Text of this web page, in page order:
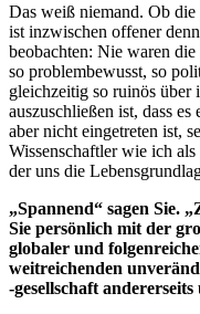
Das weiß niemand. Ob
ist inzwischen offener
beobachten: Nie waren
so problembewusst, so
gleichzeitig so ruinös über
auszuschließen ist, dass
aber nicht eingetreten ist,
Wissenschaftler wie ich
der uns die
„Spannend“ sagen Sie.
Sie persönlich mit der
globaler und
weitreichenden
-gesellschaft andererseits